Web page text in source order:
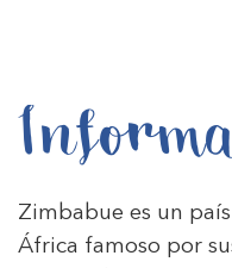
Zimbabue es un
África famoso por